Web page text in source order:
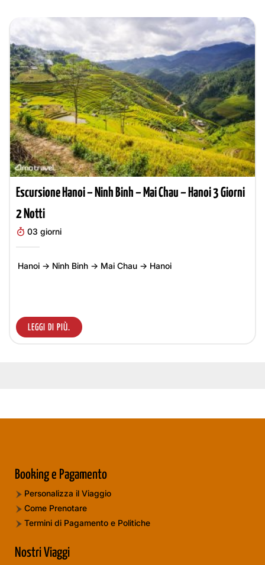
Escursione Hanoi – Ninh Binh – Mai Chau – Hanoi 3 Giorni
2 Notti
03 giorni
Hanoi → Ninh Binh → Mai Chau → Hanoi
LEGGI DI PIÙ.
Booking e Pagamento
Personalizza il Viaggio
Come Prenotare
Termini di Pagamento e Politiche
Nostri Viaggi